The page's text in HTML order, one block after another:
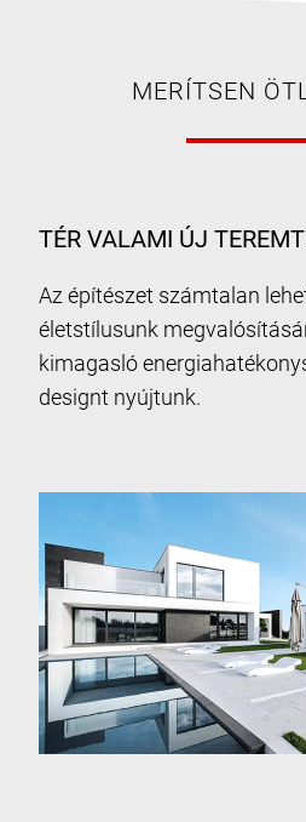
MERÍTSEN
TÉR VALAMI ÚJ
Az építészet számtalan
életstílusunk
kimagasló
designt nyújtunk.